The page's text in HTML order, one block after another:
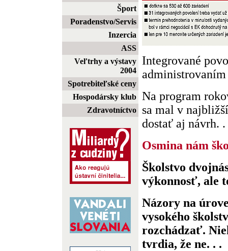
Šport
Poradenstvo/Servis
Inzercia
ASS
Veľtrhy a výstavy
2004
Spotrebiteľské ceny
Hospodársky klub
Zdravotníctvo
Integrované
administrovaním
Na program
sa mal v
dostať aj návrh. .
Osmina nám
Školstvo
výkonnosť, ale
Názory na
vysokého
rozchádzať.
tvrdia, že ne. . .